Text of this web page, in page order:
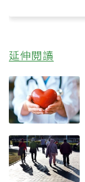
延伸閱讀